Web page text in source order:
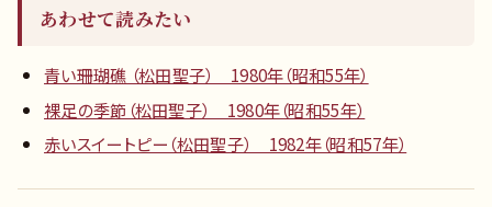
あわせて読みたい
青い珊瑚礁 （松田聖子） 1980年（昭和55年）
裸足の季節（松田聖子） 1980年（昭和55年）
赤いスイートピー（松田聖子） 1982年（昭和57年）